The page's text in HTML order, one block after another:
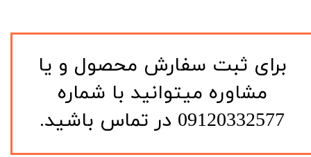
​برای ثبت سفارش محصول و یا
مشاوره میتوانید با شماره
09120332577 در تماس باشید.